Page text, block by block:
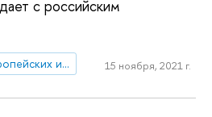
с российским
Центр комплексных европейских и международных исследований (ЦКЕМИ)
15 ноября, 2021 г.